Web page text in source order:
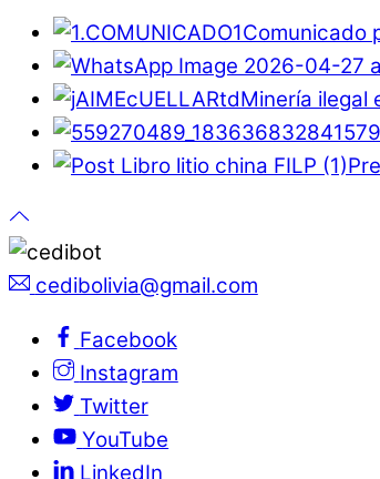
Comunicado
Minería ilegal
cedibolivia@gmail.com
Facebook
Instagram
Twitter
YouTube
LinkedIn